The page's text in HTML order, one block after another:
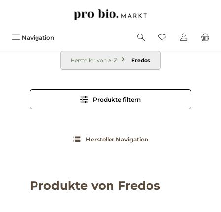
Navigation
Hersteller von A-Z Fredos
Produkte filtern
Hersteller Navigation
Produkte von Fredos